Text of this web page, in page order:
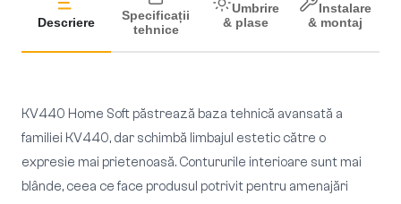
Descriere
Specificații
tehnice
Umbrire
& plase
Instalare
& montaj
KV440 Home Soft păstrează baza tehnică avansată a
familiei KV440, dar schimbă limbajul estetic către o
expresie mai prietenoasă. Contururile interioare sunt mai
blânde, ceea ce face produsul potrivit pentru amenajări